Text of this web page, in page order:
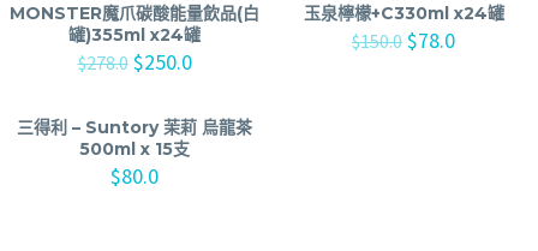
MONSTER魔爪碳酸能量飲品(白
罐)355ml x24罐
$278.0 $250.0
玉泉檸檬+C330ml x24罐
$150.0 $78.0
三得利 – Suntory 茉莉 烏龍茶
500ml x 15支
$80.0